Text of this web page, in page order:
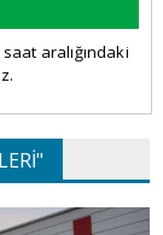
aralığındaki